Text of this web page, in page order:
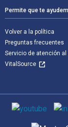
Permite que te
Volver a la política
Preguntas frecuentes
Servicio de atención
VitalSource
Medios de